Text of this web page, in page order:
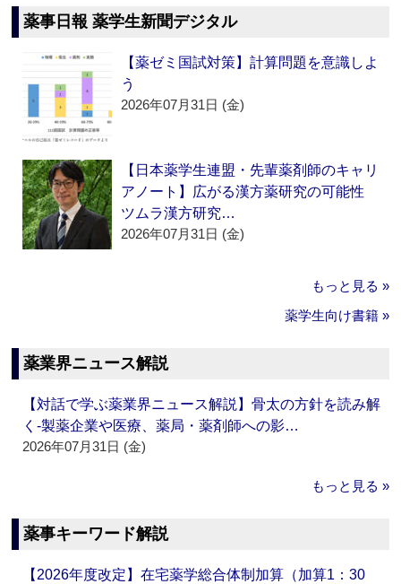
薬事日報 薬学生新聞デジタル
【薬ゼミ国試対策】計算問題を意識しよ
う
2026年07月31日 (金)
【日本薬学生連盟・先輩薬剤師のキャリ
アノート】広がる漢方薬研究の可能性
ツムラ漢方研究…
2026年07月31日 (金)
もっと見る »
薬学生向け書籍 »
薬業界ニュース解説
【対話で学ぶ薬業界ニュース解説】骨太の方針を読み解
く‐製薬企業や医療、薬局・薬剤師への影…
2026年07月31日 (金)
もっと見る »
薬事キーワード解説
【2026年度改定】在宅薬学総合体制加算（加算1：30